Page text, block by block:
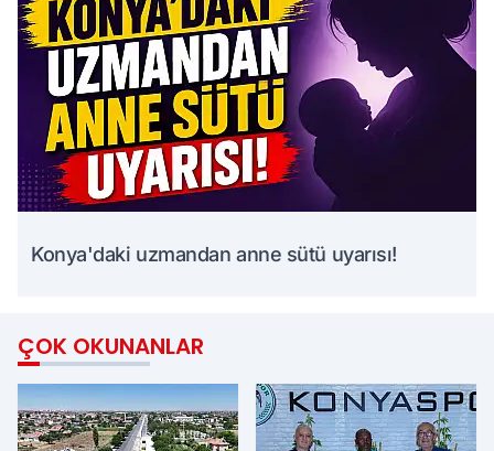
Konya'daki uzmandan anne sütü uyarısı!
ÇOK OKUNANLAR